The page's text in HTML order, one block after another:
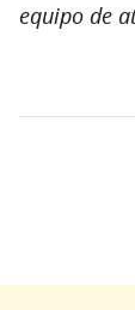
equipo de